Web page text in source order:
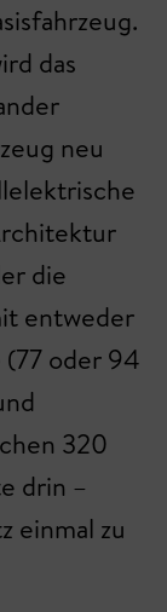
das
neu
die
entweder
oder 94
320
drin –
einmal zu